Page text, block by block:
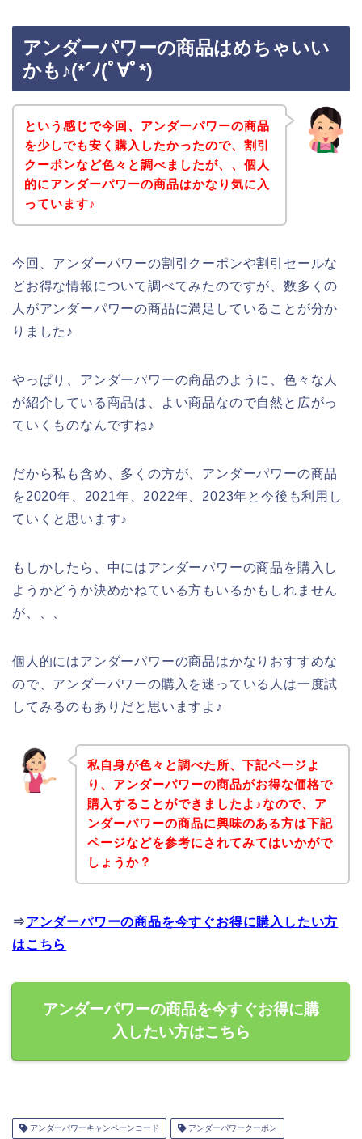
アンダーパワーの商品はめちゃいい
かも♪(*´ﾉ(ﾟ∀ﾟ*)
という感じで今回、アンダーパワーの商品
を少しでも安く購入したかったので、割引
クーポンなど色々と調べましたが、、個人
的にアンダーパワーの商品はかなり気に入
っています♪
今回、アンダーパワーの割引クーポンや割引セールな
どお得な情報について調べてみたのですが、数多くの
人がアンダーパワーの商品に満足していることが分か
りました♪
やっぱり、アンダーパワーの商品のように、色々な人
が紹介している商品は、よい商品なので自然と広がっ
ていくものなんですね♪
だから私も含め、多くの方が、アンダーパワーの商品
を2020年、2021年、2022年、2023年と今後も利用し
ていくと思います♪
もしかしたら、中にはアンダーパワーの商品を購入し
ようかどうか決めかねている方もいるかもしれません
が、、、
個人的にはアンダーパワーの商品はかなりおすすめな
ので、アンダーパワーの購入を迷っている人は一度試
してみるのもありだと思いますよ♪
私自身が色々と調べた所、下記ページよ
り、アンダーパワーの商品がお得な価格で
購入することができましたよ♪なので、ア
ンダーパワーの商品に興味のある方は下記
ページなどを参考にされてみてはいかがで
しょうか？
⇒アンダーパワーの商品を今すぐお得に購入したい方
はこちら
アンダーパワーの商品を今すぐお得に購
入したい方はこちら
アンダーパワーキャンペーンコード アンダーパワークーポン